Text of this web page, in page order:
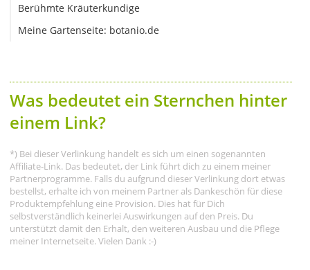
Berühmte Kräuterkundige
Meine Gartenseite: botanio.de
Was bedeutet ein Sternchen hinter
einem Link?
*) Bei dieser Verlinkung handelt es sich um einen sogenannten
Affiliate-Link. Das bedeutet, der Link führt dich zu einem meiner
Partnerprogramme. Falls du aufgrund dieser Verlinkung dort etwas
bestellst, erhalte ich von meinem Partner als Dankeschön für diese
Produktempfehlung eine Provision. Dies hat für Dich
selbstverständlich keinerlei Auswirkungen auf den Preis. Du
unterstützt damit den Erhalt, den weiteren Ausbau und die Pflege
meiner Internetseite. Vielen Dank :-)